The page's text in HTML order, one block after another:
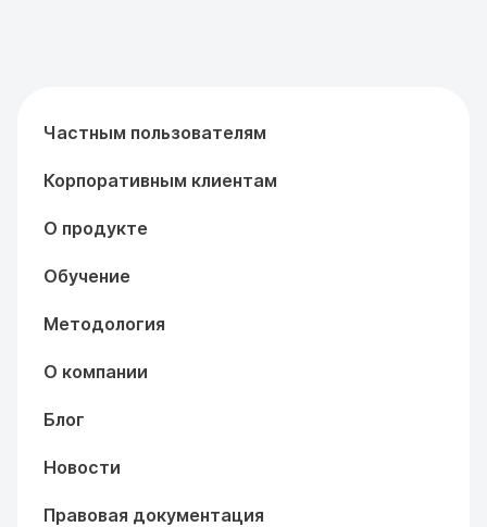
Частным пользователям
Корпоративным клиентам
О продукте
Обучение
Методология
О компании
Блог
Новости
Правовая документация